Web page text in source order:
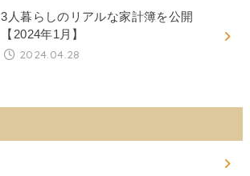
3人暮らしのリアルな家計簿を公開
【2024年1月】
2024.04.28